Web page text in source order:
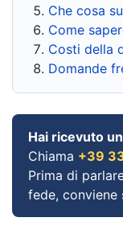
Che cosa
Come
Costi della
Domande
Hai ricevuto
Chiama +39
Prima di
fede, conviene